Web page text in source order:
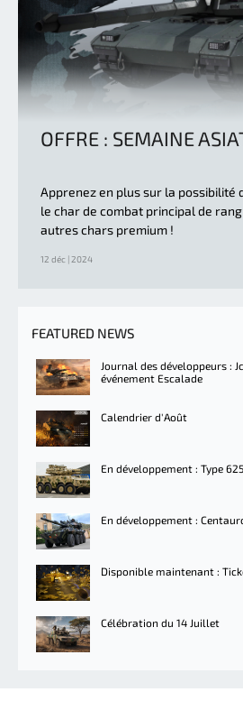
OFFRE : SEMAINE
Apprenez en plus sur la possibilité
le char de combat principal de
autres chars premium !
12 déc | 2024
FEATURED NEWS
Journal des développeurs :
événement Escalade
Calendrier d'Août
En développement : Type
En développement :
Disponible maintenant :
Célébration du 14 Juillet